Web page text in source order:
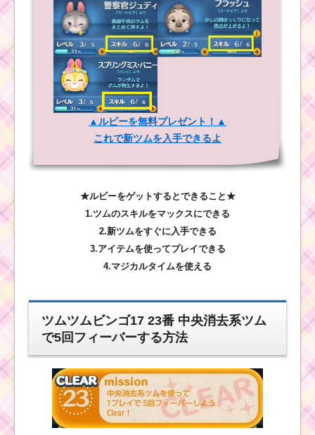
▲ルビーを無料プレゼント！▲
これで新ツムを入手できるよ
★ルビーをゲットするとできること★
1.ツムのスキルをマックスにできる
2.新ツムをすぐに入手できる
3.アイテムを使ってプレイできる
4.マジカルタイムを使える
ツムツムビンゴ17 23番 中央消去系ツム
で5回フィーバーする方法